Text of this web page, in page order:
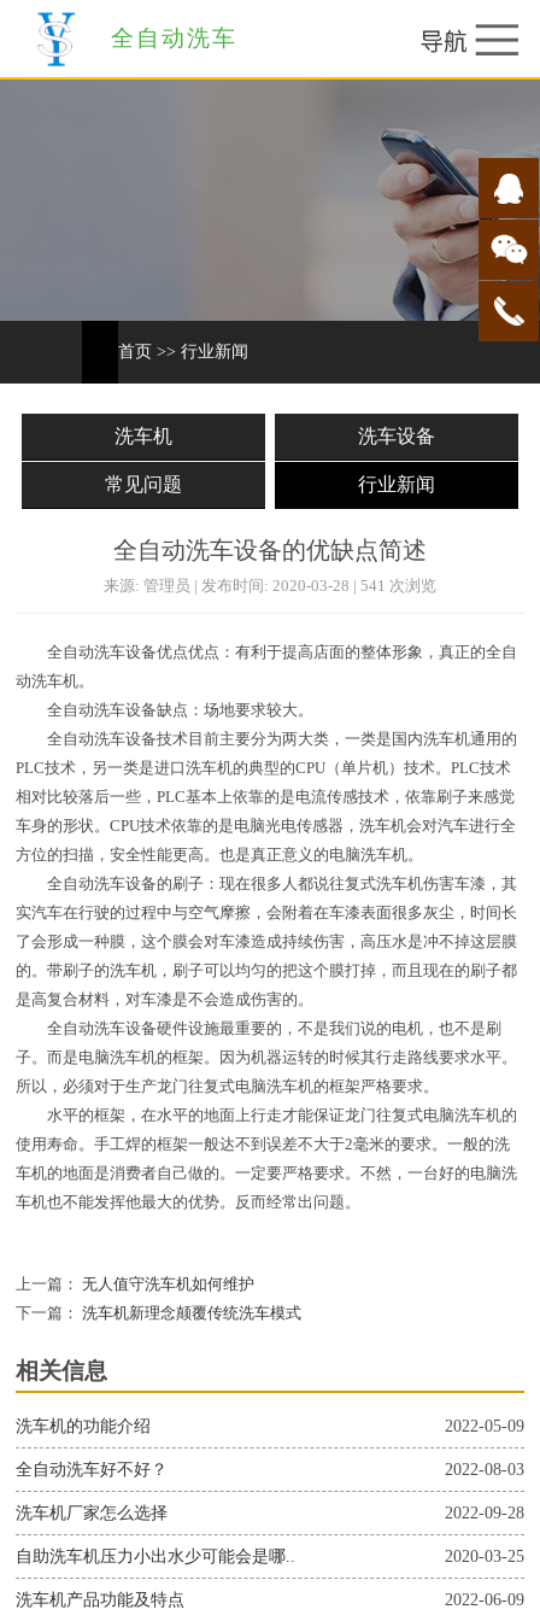
全自动洗车
首页 >> 行业新闻
洗车机 洗车设备
常见问题 行业新闻
全自动洗车设备的优缺点简述
来源: 管理员 | 发布时间: 2020-03-28 | 541 次浏览
全自动洗车设备优点优点：有利于提高店面的整体形象，真正的全自
动洗车机。
全自动洗车设备缺点：场地要求较大。
全自动洗车设备技术目前主要分为两大类，一类是国内洗车机通用的
PLC技术，另一类是进口洗车机的典型的CPU（单片机）技术。PLC技术
相对比较落后一些，PLC基本上依靠的是电流传感技术，依靠刷子来感觉
车身的形状。CPU技术依靠的是电脑光电传感器，洗车机会对汽车进行全
方位的扫描，安全性能更高。也是真正意义的电脑洗车机。
全自动洗车设备的刷子：现在很多人都说往复式洗车机伤害车漆，其
实汽车在行驶的过程中与空气摩擦，会附着在车漆表面很多灰尘，时间长
了会形成一种膜，这个膜会对车漆造成持续伤害，高压水是冲不掉这层膜
的。带刷子的洗车机，刷子可以均匀的把这个膜打掉，而且现在的刷子都
是高复合材料，对车漆是不会造成伤害的。
全自动洗车设备硬件设施最重要的，不是我们说的电机，也不是刷
子。而是电脑洗车机的框架。因为机器运转的时候其行走路线要求水平。
所以，必须对于生产龙门往复式电脑洗车机的框架严格要求。
水平的框架，在水平的地面上行走才能保证龙门往复式电脑洗车机的
使用寿命。手工焊的框架一般达不到误差不大于2毫米的要求。一般的洗
车机的地面是消费者自己做的。一定要严格要求。不然，一台好的电脑洗
车机也不能发挥他最大的优势。反而经常出问题。
上一篇： 无人值守洗车机如何维护
下一篇： 洗车机新理念颠覆传统洗车模式
相关信息
2022-05-09
洗车机的功能介绍
2022-08-03
全自动洗车好不好？
2022-09-28
洗车机厂家怎么选择
2020-03-25
自助洗车机压力小出水少可能会是哪..
2022-06-09
洗车机产品功能及特点